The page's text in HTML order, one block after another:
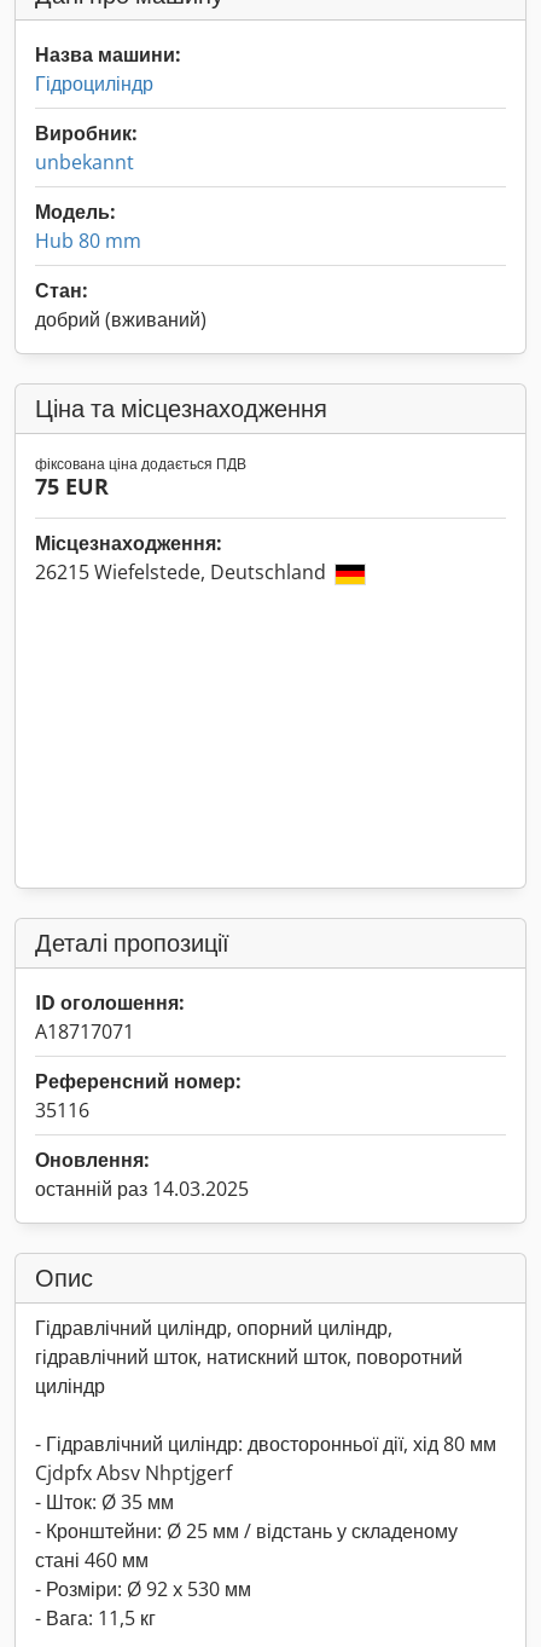
Назва машини:
Гідроциліндр
Виробник:
unbekannt
Модель:
Hub 80 mm
Стан:
добрий (вживаний)
Ціна та місцезнаходження
фіксована ціна додається ПДВ
75 EUR
Місцезнаходження:
26215 Wiefelstede, Deutschland
Деталі пропозиції
ID оголошення:
A18717071
Референсний номер:
35116
Оновлення:
останній раз 14.03.2025
Опис
Гідравлічний циліндр, опорний циліндр,
гідравлічний шток, натискний шток, поворотний
циліндр
- Гідравлічний циліндр: двосторонньої дії, хід 80 мм
Cjdpfx Absv Nhptjgerf
- Шток: Ø 35 мм
- Кронштейни: Ø 25 мм / відстань у складеному
стані 460 мм
- Розміри: Ø 92 x 530 мм
- Вага: 11,5 кг